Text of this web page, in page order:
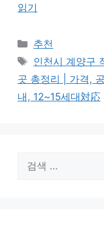
읽기
카
테
리
추천
태
그
인천시 계양구
곳 총정리 | 가격,
내, 12~15세대対応
색: